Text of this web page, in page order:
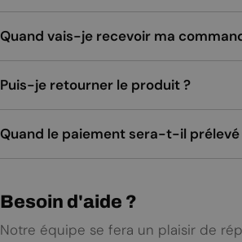
Quand vais-je recevoir ma
Puis-je retourner le produit ?
Quand le paiement sera-t-il prélevé
Besoin d'aide ?
Notre équipe se fera un plaisir de